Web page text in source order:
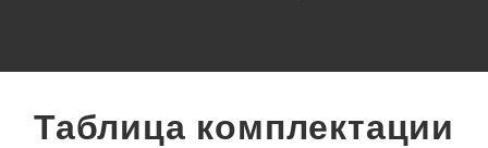
Таблица комплектации